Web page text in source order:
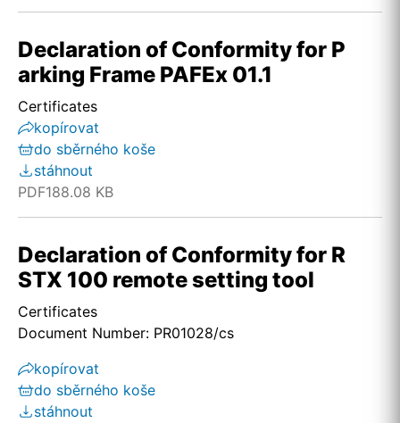
Declaration of Conformity for P
arking Frame PAFEx 01.1
Certificates
kopírovat
do sběrného koše
stáhnout
PDF188.08 KB
Declaration of Conformity for R
STX 100 remote setting tool
Certificates
Document Number: PR01028/cs
kopírovat
do sběrného koše
stáhnout